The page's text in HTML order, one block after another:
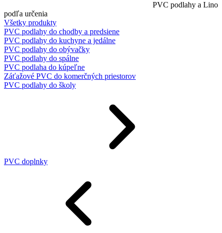
PVC podlahy a Lino
podľa určenia
Všetky produkty
PVC podlahy do chodby a predsiene
PVC podlahy do kuchyne a jedálne
PVC podlahy do obývačky
PVC podlahy do spálne
PVC podlaha do kúpeľne
Záťažové PVC do komerčných priestorov
PVC podlahy do školy
PVC doplnky